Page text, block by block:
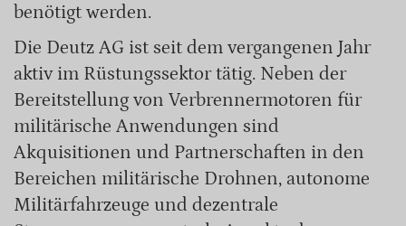
benötigt werden.
Die Deutz AG ist seit dem vergangenen Jahr
aktiv im Rüstungssektor tätig. Neben der
Bereitstellung von Verbrennermotoren für
militärische Anwendungen sind
Akquisitionen und Partnerschaften in den
Bereichen militärische Drohnen, autonome
Militärfahrzeuge und dezentrale